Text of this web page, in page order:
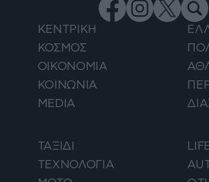
ΚΕΝΤΡΙΚΗ
ΚΟΣΜΟΣ
ΟΙΚΟΝΟΜΙΑ
ΚΟΙΝΩΝΙΑ
MEDIA
ΤΑΞΙΔΙ
ΤΕΧΝΟΛΟΓΙΑ